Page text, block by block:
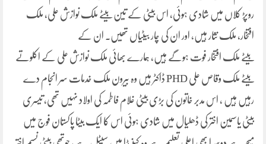
روپڑ کلاں میں شادی ہوئی، اس بیٹی کے تین بیٹے ملک نوازش علی، ملک
افتخار، ملک نثار ہیں، اور ان کی چار بیٹیاں تھیں۔ ان کے
بیٹے ملک افتخار فوت ہوگے ہیں، ہمارے بھائی ملک نوازش علی کے اکلوتے
بیٹے ملک وقاص علی PHD ڈاکٹر ہیں وہ بیرون ملک خدمات سر انجام دے
رہیں ہیں ، اس مدبر خاتون کی بڑی بیٹی غلام فاطمہ کی اولاد نہیں تھی، تیسری
بیٹی یاسمین اختر کی ڈھلیال میں شادی ہوئی اس کا ایک بیٹا پاکستان فوج میں